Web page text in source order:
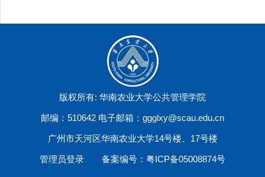
版权所有: 华南农业大学公共管理学院
邮编：510642 电子邮箱：ggglxy@scau.edu.cn
广州市天河区华南农业大学14号楼、17号楼
管理员登录 备案编号：粤ICP备05008874号